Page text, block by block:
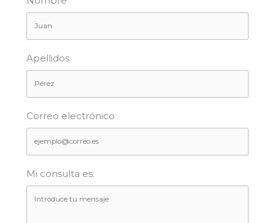
Apellidos
Correo electrónico
Mi consulta es: